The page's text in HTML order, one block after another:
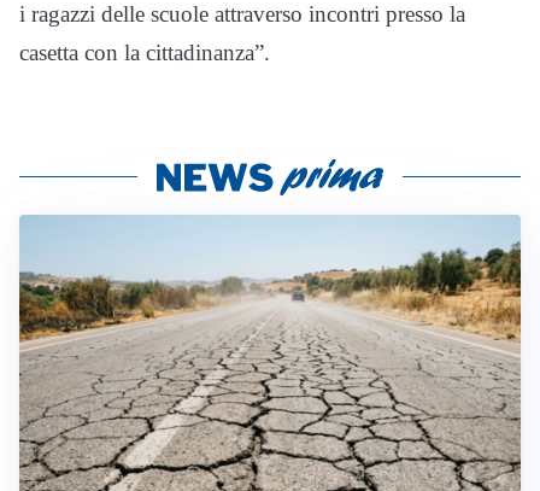
i ragazzi delle scuole attraverso incontri presso la
casetta con la cittadinanza”.